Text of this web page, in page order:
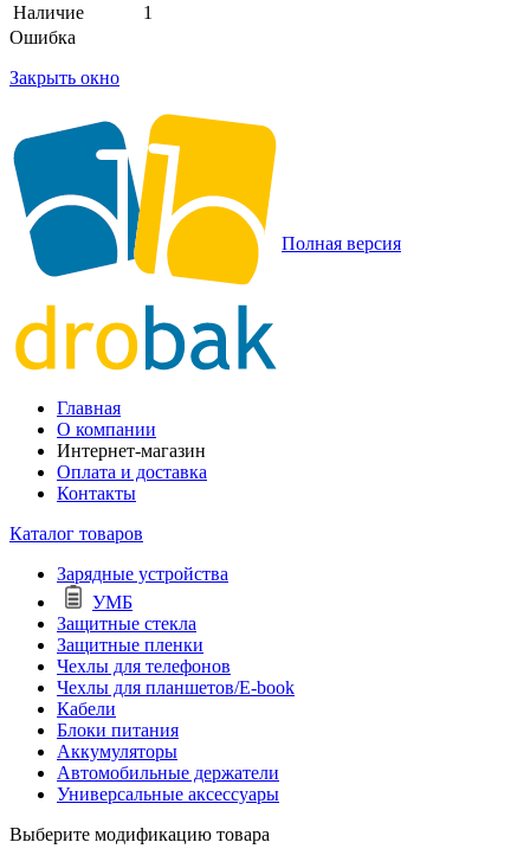
Наличие
1
Ошибка
Закрыть окно
Полная версия
Главная
О компании
Интернет-магазин
Оплата и доставка
Контакты
Каталог товаров
Зарядные устройства
УМБ
Защитные стекла
Защитные пленки
Чехлы для телефонов
Чехлы для планшетов/E-book
Кабели
Блоки питания
Аккумуляторы
Автомобильные держатели
Универсальные аксессуары
Выберите модификацию товара